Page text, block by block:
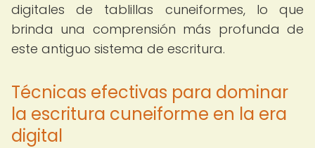
digitales de tablillas cuneiformes, lo que
brinda una comprensión más profunda de
este antiguo sistema de escritura.
Técnicas efectivas para dominar
la escritura cuneiforme en la era
digital